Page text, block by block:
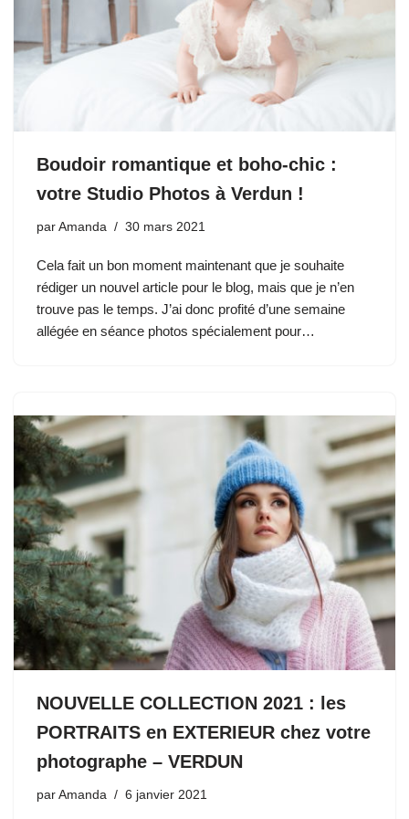
Boudoir romantique et boho-chic :
votre Studio Photos à Verdun !
par Amanda 30 mars 2021
Cela fait un bon moment maintenant que je souhaite
rédiger un nouvel article pour le blog, mais que je n’en
trouve pas le temps. J’ai donc profité d’une semaine
allégée en séance photos spécialement pour…
NOUVELLE COLLECTION 2021 : les
PORTRAITS en EXTERIEUR chez votre
photographe – VERDUN
par Amanda 6 janvier 2021